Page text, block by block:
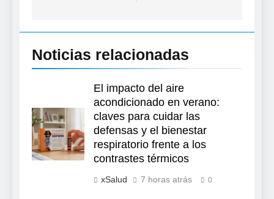
Noticias relacionadas
El impacto del aire
acondicionado en verano:
claves para cuidar las
defensas y el bienestar
respiratorio frente a los
contrastes térmicos
xSalud 7 horas atrás 0